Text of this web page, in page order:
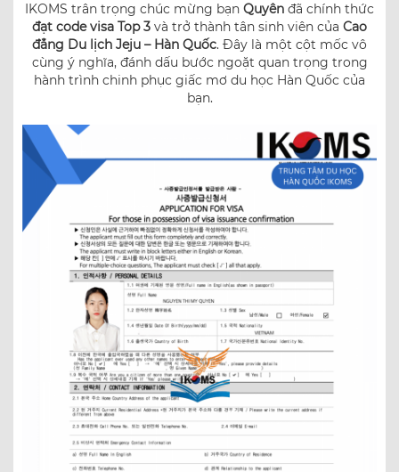
IKOMS trân trọng chúc mừng bạn Quyên đã chính thức
đạt code visa Top 3 và trở thành tân sinh viên của Cao
đẳng Du lịch Jeju – Hàn Quốc. Đây là một cột mốc vô
cùng ý nghĩa, đánh dấu bước ngoặt quan trọng trong
hành trình chinh phục giấc mơ du học Hàn Quốc của
bạn.